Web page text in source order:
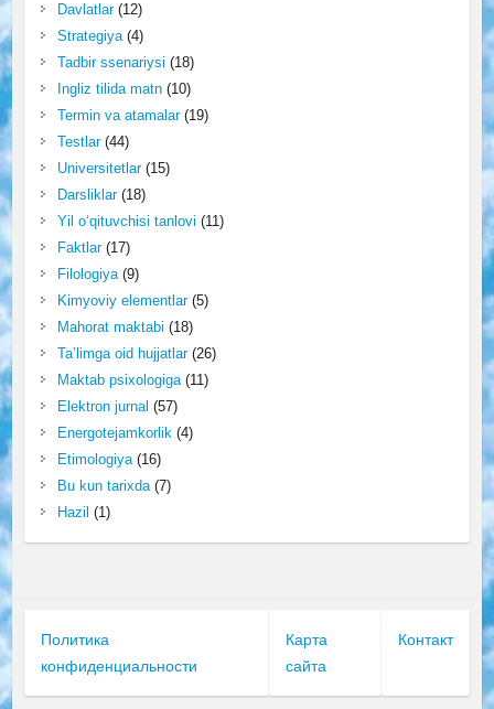
Davlatlar(12)
Strategiya(4)
Tadbir ssenariysi (18)
Ingliz tilida matn(10)
Termin va atamalar(19)
Testlar(44)
Universitetlar(15)
Darsliklar(18)
Yil o‘qituvchisi tanlovi (11)
Faktlar(17)
Filologiya(9)
Kimyoviy elementlar(5)
Mahorat maktabi (18)
Ta’limga oid hujjatlar(26)
Maktab psixologiga(11)
Elektron jurnal (57)
Energotejamkorlik(4)
Etimologiya(16)
Bu kun tarixda(7)
Hazil (1)
Политика
конфиденциальности
Карта
сайта
Контакт